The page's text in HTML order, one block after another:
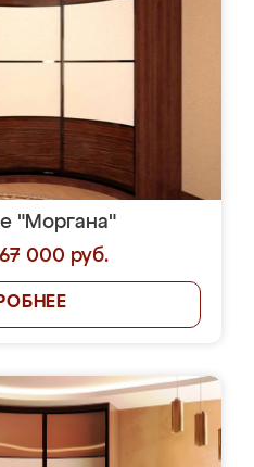
"Моргана"
000 руб.